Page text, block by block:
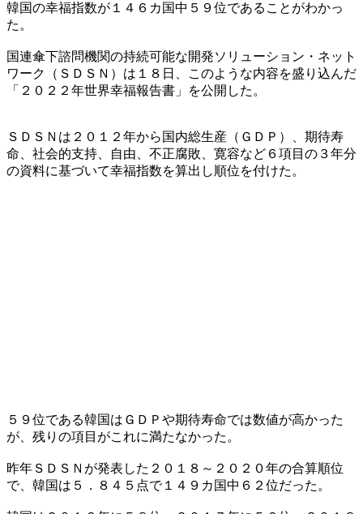
韓国の幸福指数が１４６カ国中５９位であることがわかっ
た。
国連傘下諮問機関の持続可能な開発ソリューション・ネット
ワーク（ＳＤＳＮ）は１８日、このような内容を盛り込んだ
「２０２２年世界幸福報告書」を公開した。
ＳＤＳＮは２０１２年から国内総生産（ＧＤＰ）、期待寿
命、社会的支持、自由、不正腐敗、寛容など６項目の３年分
の資料に基づいて幸福指数を算出し順位を付けた。
５９位である韓国はＧＤＰや期待寿命では数値が高かった
が、残りの項目がこれに満たなかった。
昨年ＳＤＳＮが発表した２０１８～２０２０年の合算順位
で、韓国は５．８４５点で１４９カ国中６２位だった。